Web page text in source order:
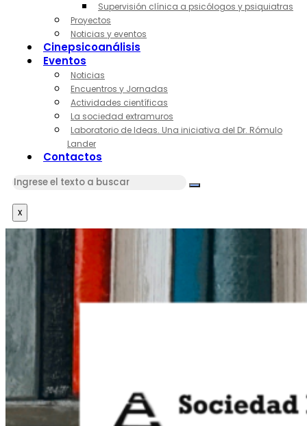
Supervisión clínica a psicólogos y psiquiatras
Proyectos
Noticias y eventos
Cinepsicoanálisis
Eventos
Noticias
Encuentros y Jornadas
Actividades científicas
La sociedad extramuros
Laboratorio de Ideas. Una iniciativa del Dr. Rómulo
Lander
Contactos
x